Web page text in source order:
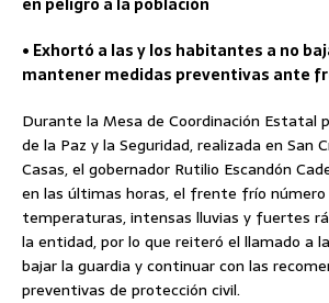
• Exhortó a las y los habitantes a no
mantener medidas preventivas ante
Durante la Mesa de Coordinación Estatal
de la Paz y la Seguridad, realizada en San
Casas, el gobernador Rutilio Escandón
en las últimas horas, el frente frío número
temperaturas, intensas lluvias y fuertes
la entidad, por lo que reiteró el llamado a
bajar la guardia y continuar con las
preventivas de protección civil.